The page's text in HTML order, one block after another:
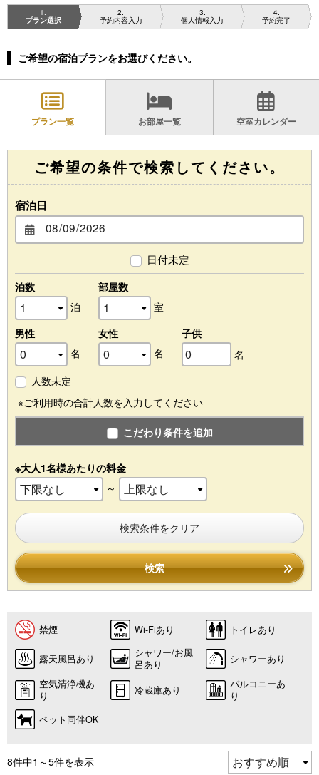
1
プラン選択
2
予約内容入力
3
個人情報入力
4
予約完了
ご希望の宿泊プランをお選びください。
プラン一覧 お部屋一覧 空室カレンダー
ご希望の条件で検索してください。
宿泊日
日付未定
泊数
泊
部屋数
室
男性
名
女性
名
子供
名
人数未定
※ご利用時の合計人数を入力してください
こだわり条件を追加
※大人1名様あたりの料金
～
検索条件をクリア
検索
禁煙 Wi-Fiあり トイレあり
露天風呂あり
シャワー/お風
呂あり
シャワーあり
空気清浄機あ
り
冷蔵庫あり
バルコニーあ
り
ペット同伴OK
8件中1～5件を表示